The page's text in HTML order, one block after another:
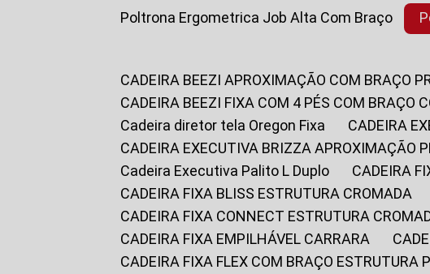
Poltrona Ergometrica Job Alta Com Braço
CADEIRA BEEZI APROXIMAÇÃO COM BRAÇO
CADEIRA BEEZI FIXA COM 4 PÉS COM BRAÇO
Cadeira diretor tela Oregon Fixa
CADEIRA
CADEIRA EXECUTIVA BRIZZA APROXIMAÇÃO
Cadeira Executiva Palito L Duplo
CADEIRA
CADEIRA FIXA BLISS ESTRUTURA CROMADA
CADEIRA FIXA CONNECT ESTRUTURA
CADEIRA FIXA EMPILHÁVEL CARRARA
CADEIRA FIXA FLEX COM BRAÇO ESTRUTURA